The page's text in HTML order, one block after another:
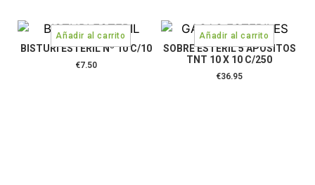
BISTURI ESTERIL Nº 10 C/10
€7.50
SOBRE ESTERIL 5 APOSITOS
TNT 10 X 10 C/250
€36.95